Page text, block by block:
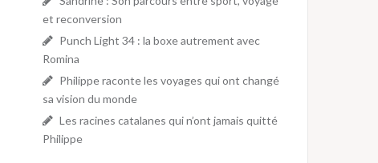
et reconversion
Punch Light 34 : la boxe autrement avec
Romina
Philippe raconte les voyages qui ont changé
sa vision du monde
Les racines catalanes qui n’ont jamais quitté
Philippe